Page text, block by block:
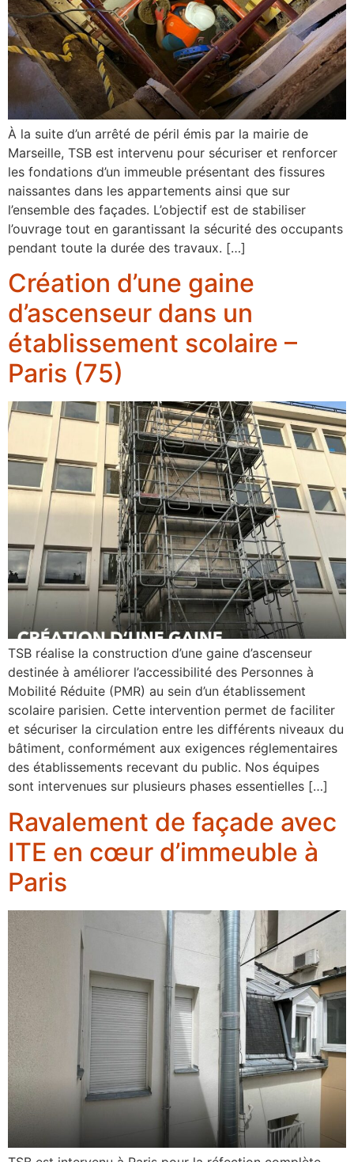
À la suite d’un arrêté de péril émis par la mairie de
Marseille, TSB est intervenu pour sécuriser et renforcer
les fondations d’un immeuble présentant des fissures
naissantes dans les appartements ainsi que sur
l’ensemble des façades. L’objectif est de stabiliser
l’ouvrage tout en garantissant la sécurité des occupants
pendant toute la durée des travaux. […]
Création d’une gaine
d’ascenseur dans un
établissement scolaire –
Paris (75)
TSB réalise la construction d’une gaine d’ascenseur
destinée à améliorer l’accessibilité des Personnes à
Mobilité Réduite (PMR) au sein d’un établissement
scolaire parisien. Cette intervention permet de faciliter
et sécuriser la circulation entre les différents niveaux du
bâtiment, conformément aux exigences réglementaires
des établissements recevant du public. Nos équipes
sont intervenues sur plusieurs phases essentielles […]
Ravalement de façade avec
ITE en cœur d’immeuble à
Paris